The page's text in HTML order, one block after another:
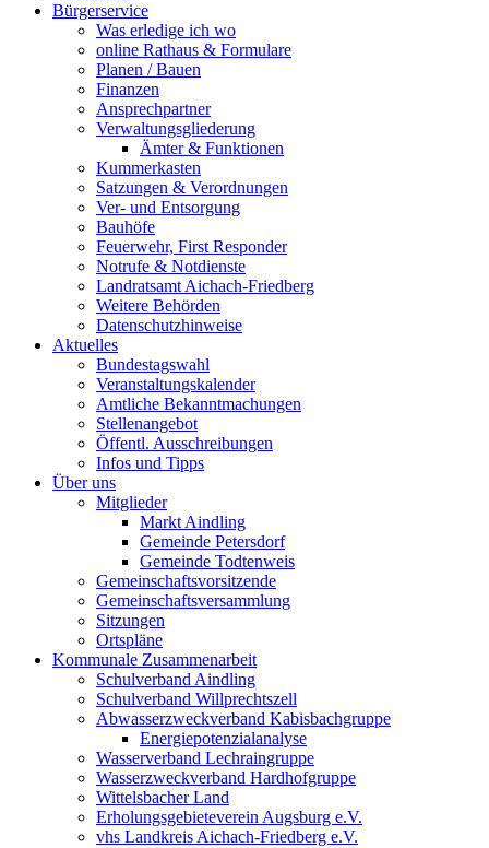
Bürgerservice
Was erledige ich wo
online Rathaus & Formulare
Planen / Bauen
Finanzen
Ansprechpartner
Verwaltungsgliederung
Ämter & Funktionen
Kummerkasten
Satzungen & Verordnungen
Ver- und Entsorgung
Bauhöfe
Feuerwehr, First Responder
Notrufe & Notdienste
Landratsamt Aichach-Friedberg
Weitere Behörden
Datenschutzhinweise
Aktuelles
Bundestagswahl
Veranstaltungskalender
Amtliche Bekanntmachungen
Stellenangebot
Öffentl. Ausschreibungen
Infos und Tipps
Über uns
Mitglieder
Markt Aindling
Gemeinde Petersdorf
Gemeinde Todtenweis
Gemeinschaftsvorsitzende
Gemeinschaftsversammlung
Sitzungen
Ortspläne
Kommunale Zusammenarbeit
Schulverband Aindling
Schulverband Willprechtszell
Abwasserzweckverband Kabisbachgruppe
Energiepotenzialanalyse
Wasserverband Lechraingruppe
Wasserzweckverband Hardhofgruppe
Wittelsbacher Land
Erholungsgebieteverein Augsburg e.V.
vhs Landkreis Aichach-Friedberg e.V.